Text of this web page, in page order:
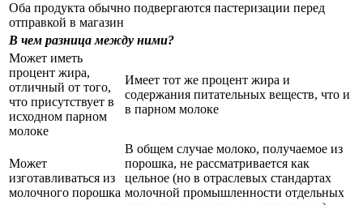
Оба продукта обычно подвергаются пастеризации перед
отправкой в магазин
В чем разница между ними?
Может иметь
процент жира,
отличный от того,
что присутствует в
исходном парном
молоке
Имеет тот же процент жира и
содержания питательных веществ, что и
в парном молоке
Может
изготавливаться из
молочного порошка
В общем случае молоко, получаемое из
порошка, не рассматривается как
цельное (но в отраслевых стандартах
молочной промышленности отдельных